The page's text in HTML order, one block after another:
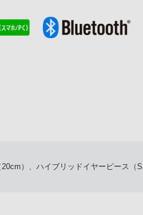
）、ハイブリッドイヤーピース（